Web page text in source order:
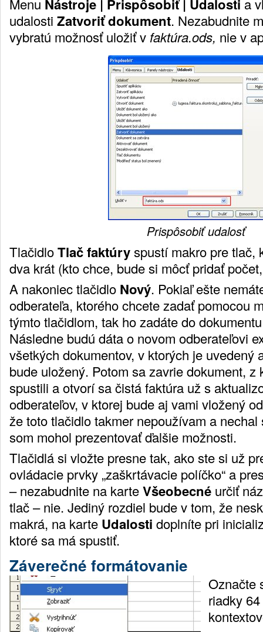
Nástroje | Prispôsobiť | Udalosti
udalosti Zatvoriť dokument. Nezabudnite
vybratú možnosť uložiť v faktúra.ods, nie v
Prispôsobiť udalosť
TlačidloTlač faktúryspustí makro pre tlač,
dva krát (kto chce, bude si môcť pridať
A nakoniec tlačidlo Nový. Pokiaľ ešte
odberateľa, ktorého chcete zadať pomocou
týmto tlačidlom, tak ho zadáte do
Následne budú dáta o novom odberateľovi
všetkých dokumentov, v ktorých je uvedený
bude uložený. Potom sa zavrie dokument, z
spustili a otvorí sa čistá faktúra už s
odberateľov, v ktorej bude aj vami vložený
že toto tlačidlo takmer nepoužívam a
som mohol prezentovať ďalšie možnosti.
Tlačidlá si vložte presne tak, ako ste si už
ovládacie prvky „zaškrtávacie políčko“ a
– nezabudnite na karteVšeobecné určiť
tlač – nie. Jediný rozdiel bude v tom, že
makrá, na karte Udalosti doplníte pri
ktoré sa má spustiť.
Záverečné formátovanie
Označte
riadky